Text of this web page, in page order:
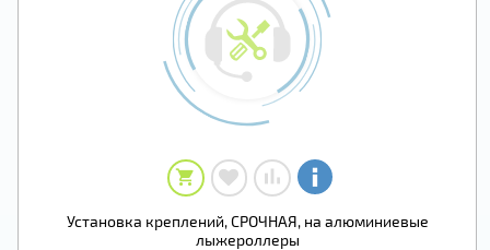
Установка креплений, СРОЧНАЯ, на алюминиевые
лыжероллеры